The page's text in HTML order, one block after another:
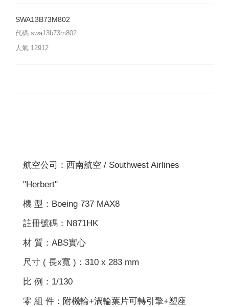
SWA13B73M802
代碼 swa13b73m802
人氣 12912
航空公司：西南航空 / Southwest Airlines
"Herbert"
機 型：Boeing 737 MAX8
註冊號碼：N871HK
材 質：ABS實心
尺寸 ( 長x寬 )：310 x 283 mm
比 例：1/130
零 組 件：附機輪+渦輪葉片可轉引擎+塑座